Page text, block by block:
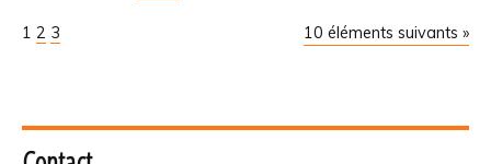
10 éléments suivants »
1 2 3